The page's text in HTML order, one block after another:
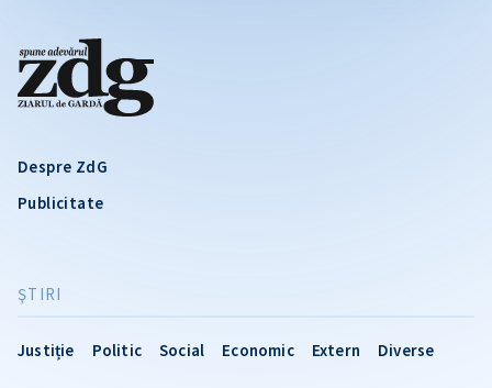
Despre ZdG
Publicitate
ŞTIRI
Justiție Politic Social Economic Extern Diverse